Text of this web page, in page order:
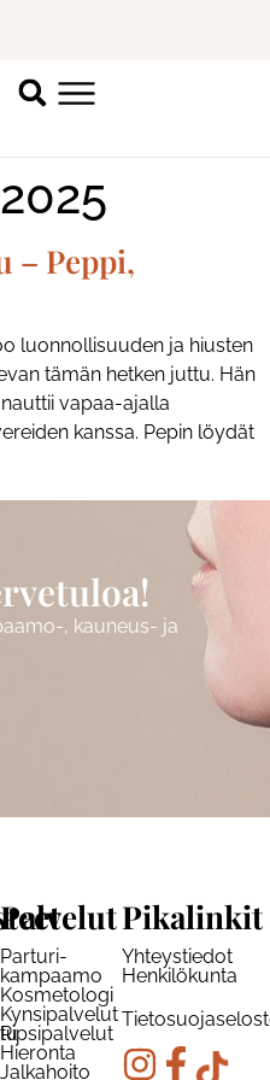
– Peppi,
luonnollisuuden ja hiusten
tämän hetken juttu. Hän
vapaa-ajalla
kanssa. Pepin löydät
, kauneus- ja
Palvelut
Parturi-
kampaamo
Kosmetologi
Kynsipalvelut
Ripsipalvelut
Hieronta
Jalkahoito
Pikalinkit
Yhteystiedot
Henkilökunta